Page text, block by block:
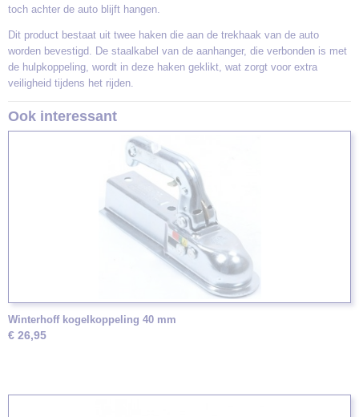
toch achter de auto blijft hangen.
Dit product bestaat uit twee haken die aan de trekhaak van de auto
worden bevestigd. De staalkabel van de aanhanger, die verbonden is met
de hulpkoppeling, wordt in deze haken geklikt, wat zorgt voor extra
veiligheid tijdens het rijden.
Ook interessant
Winterhoff kogelkoppeling 40 mm
€ 26,95